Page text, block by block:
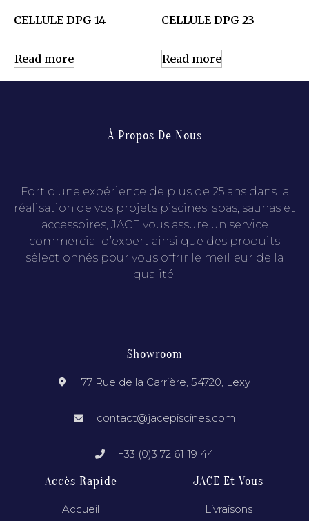
CELLULE DPG 14
Read more
CELLULE DPG 23
Read more
À Propos De Nous
Fort d’une expérience de plus de 25 ans dans la
réalisation de vos projets piscines, spas, saunas et
accessoires, JACE vous assure un service
commercial d’expert ainsi que des produits
sélectionnés pour vous offrir le meilleur de la
qualité.
Showroom
77 Rue de la Carrière, 54720, Lexy
contact@jacepiscines.com
+33 (0)3 72 61 19 44
Accès Rapide
Accueil
JACE Et Vous
Livraisons